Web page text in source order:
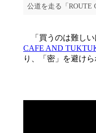
公道を走る「ROUTE
「買うのは難しい
CAFE AND
り、「密」を避け